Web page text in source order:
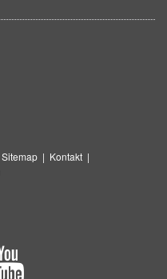
Sitemap | Kontakt |